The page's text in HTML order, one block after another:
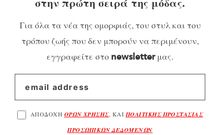
Για όλα τα νέα της ομορφιάς, του στυλ και του
τρόπου ζωής που δεν μπορούν να περιμένουν,
εγγραφείτε στο newsletterμας.
ΑΠΟΔΟΧΗ ΟΡΩΝ ΧΡΗΣΗΣ, ΚΑΙ ΠΟΛΙΤΙΚΗΣ ΠΡΟΣΤΑΣΙΑΣ
ΠΡΟΣΩΠΙΚΩΝ ΔΕΔΟΜΕΝΩΝ